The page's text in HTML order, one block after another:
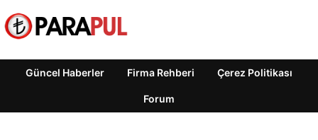
Güncel Haberler Firma Rehberi Çerez Politikası
Forum